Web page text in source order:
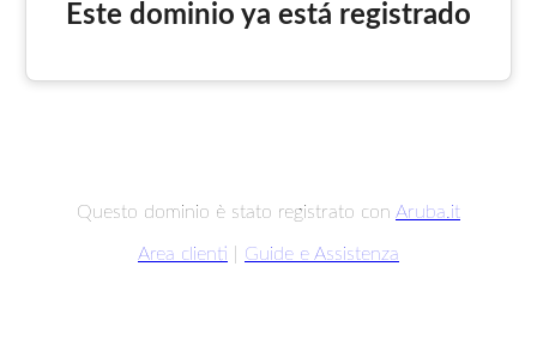
Este dominio ya está registrado
Questo dominio è stato registrato con Aruba.it
Area clienti Guide e Assistenza